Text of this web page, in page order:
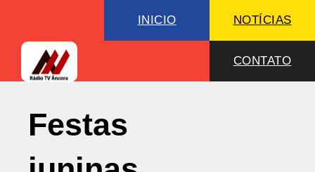
INICIO NOTÍCIAS
CONTATO
Festas